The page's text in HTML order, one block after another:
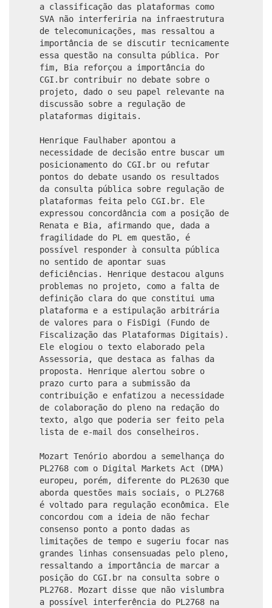
a classificação das plataformas como
SVA não interferiria na infraestrutura
de telecomunicações, mas ressaltou a
importância de se discutir tecnicamente
essa questão na consulta pública. Por
fim, Bia reforçou a importância do
CGI.br contribuir no debate sobre o
projeto, dado o seu papel relevante na
discussão sobre a regulação de
plataformas digitais.
Henrique Faulhaber apontou a
necessidade de decisão entre buscar um
posicionamento do CGI.br ou refutar
pontos do debate usando os resultados
da consulta pública sobre regulação de
plataformas feita pelo CGI.br. Ele
expressou concordância com a posição de
Renata e Bia, afirmando que, dada a
fragilidade do PL em questão, é
possível responder à consulta pública
no sentido de apontar suas
deficiências. Henrique destacou alguns
problemas no projeto, como a falta de
definição clara do que constitui uma
plataforma e a estipulação arbitrária
de valores para o FisDigi (Fundo de
Fiscalização das Plataformas Digitais).
Ele elogiou o texto elaborado pela
Assessoria, que destaca as falhas da
proposta. Henrique alertou sobre o
prazo curto para a submissão da
contribuição e enfatizou a necessidade
de colaboração do pleno na redação do
texto, algo que poderia ser feito pela
lista de e-mail dos conselheiros.
Mozart Tenório abordou a semelhança do
PL2768 com o Digital Markets Act (DMA)
europeu, porém, diferente do PL2630 que
aborda questões mais sociais, o PL2768
é voltado para regulação econômica. Ele
concordou com a ideia de não fechar
consenso ponto a ponto dadas as
limitações de tempo e sugeriu focar nas
grandes linhas consensuadas pelo pleno,
ressaltando a importância de marcar a
posição do CGI.br na consulta sobre o
PL2768. Mozart disse que não vislumbra
a possível interferência do PL2768 na